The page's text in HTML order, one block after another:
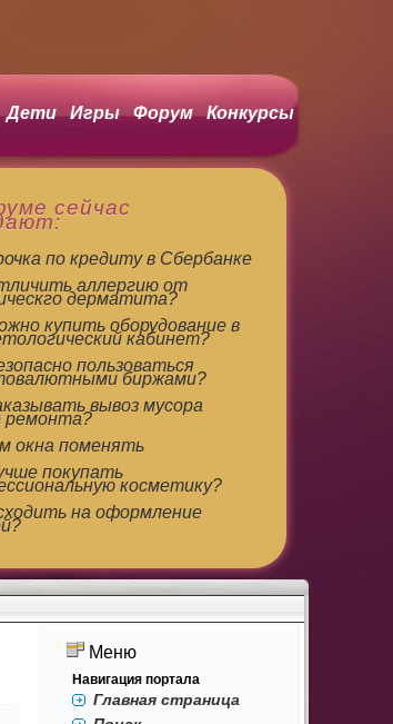
Дети Игры Форум Конкурсы
сейчас
по кредиту в Сбербанке
аллергию от
дерматита?
купить оборудование в
кабинет?
пользоваться
биржами?
вывоз мусора
ремонта?
окна поменять
покупать
косметику?
на оформление
Меню
Навигация портала
Главная страница